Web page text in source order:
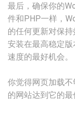
最后，确保你的
件和PHP一样，
的任何更新对保
安装在最高稳定
速度的最好机会。
你觉得网页加载
的网站达到它的最